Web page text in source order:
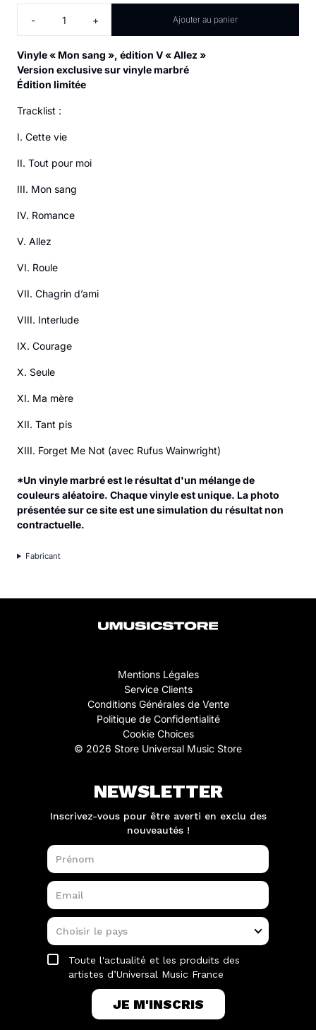
- + Ajouter au panier
Vinyle « Mon sang », édition V « Allez »
Version exclusive sur vinyle marbré
Édition limitée
Tracklist :
I. Cette vie
II. Tout pour moi
III. Mon sang
IV. Romance
V. Allez
VI. Roule
VII. Chagrin d’ami
VIII. Interlude
IX. Courage
X. Seule
XI. Ma mère
XII. Tant pis
XIII. Forget Me Not (avec Rufus Wainwright)
*Un vinyle marbré est le résultat d'un mélange de
couleurs aléatoire. Chaque vinyle est unique. La photo
présentée sur ce site est une simulation du résultat non
contractuelle.
Fabricant
Mentions Légales
Service Clients
Conditions Générales de Vente
Politique de Confidentialité
Cookie Choices
© 2026 Store Universal Music Store